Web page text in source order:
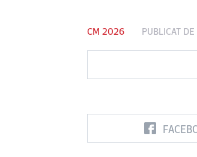
CM 2026 PUBLICAT DE
FC Botoşani
Vs
Corvinul
Hunedoara